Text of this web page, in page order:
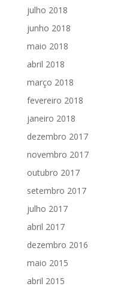
julho 2018
junho 2018
maio 2018
abril 2018
março 2018
fevereiro 2018
janeiro 2018
dezembro 2017
novembro 2017
outubro 2017
setembro 2017
julho 2017
abril 2017
dezembro 2016
maio 2015
abril 2015